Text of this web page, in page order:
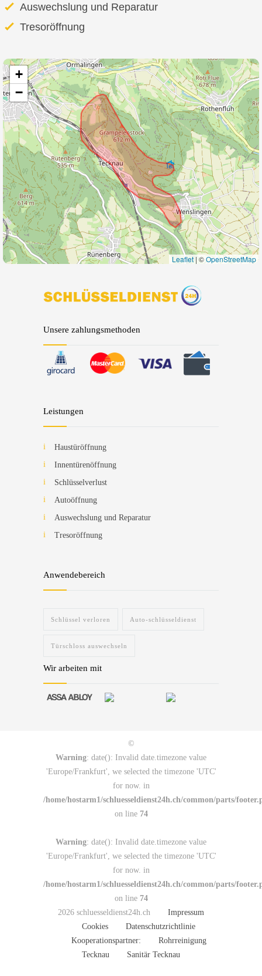
Auswechslung und Reparatur
Tresoröffnung
+
−
Leaflet | ©OpenStreetMap
Unsere zahlungsmethoden
Leistungen
Haustüröffnung
Innentürenöffnung
Schlüsselverlust
Autoöffnung
Auswechslung und Reparatur
Tresoröffnung
Anwendebereich
Schlüssel verloren Auto-schlüsseldienst
Türschloss auswechseln
Wir arbeiten mit
©
Warning: date(): Invalid date.timezone value
'Europe/Frankfurt', we selected the timezone 'UTC'
for now. in
/home/hostarm1/schluesseldienst24h.ch/common/parts/
on line 74
Warning: date(): Invalid date.timezone value
'Europe/Frankfurt', we selected the timezone 'UTC'
for now. in
/home/hostarm1/schluesseldienst24h.ch/common/parts/
on line 74
2026 schluesseldienst24h.ch
Impressum
Cookies
Datenschutzrichtlinie
Kooperationspartner:
Rohrreinigung
Tecknau
Sanitär Tecknau